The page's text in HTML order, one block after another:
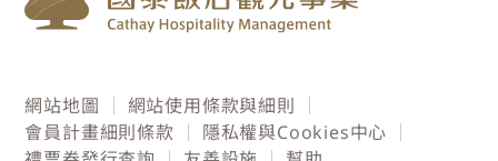
網站地圖
網站使用條款與細則
會員計畫細則條款
隱私權與Cookies中心